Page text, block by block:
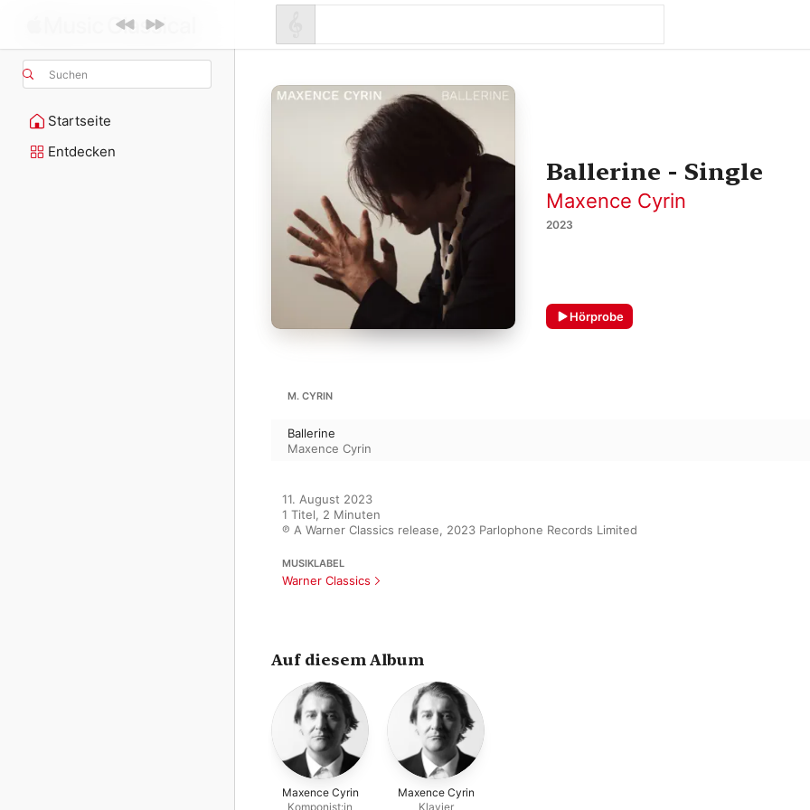
Suchen
Startseite
Entdecken
Ballerine - Single
Maxence Cyrin
2023
Hörprobe
M. CYRIN
Ballerine
Maxence Cyrin
11. August 2023
1 Titel, 2 Minuten
℗ A Warner Classics release, 2023 Parlophone Records Limited
MUSIKLABEL
Warner Classics
Auf diesem Album
Maxence Cyrin
Komponist:in
Maxence Cyrin
Klavier